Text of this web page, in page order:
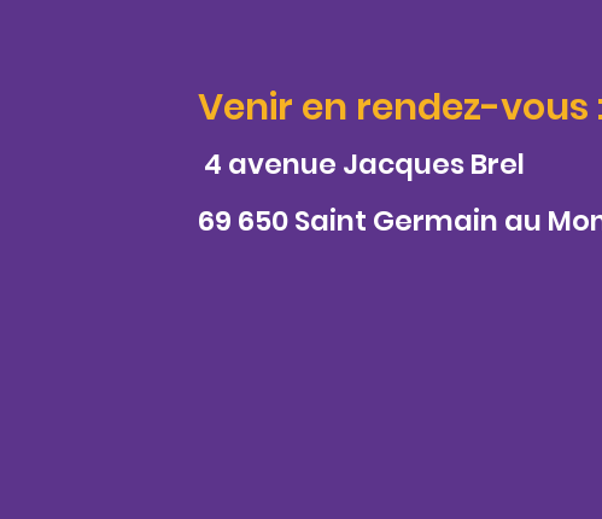
Venir en rendez-vous
4 avenue Jacques Brel
69 650 Saint Germain au